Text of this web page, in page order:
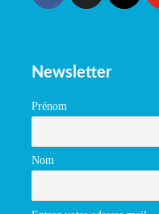
Newsletter
Prénom
Nom